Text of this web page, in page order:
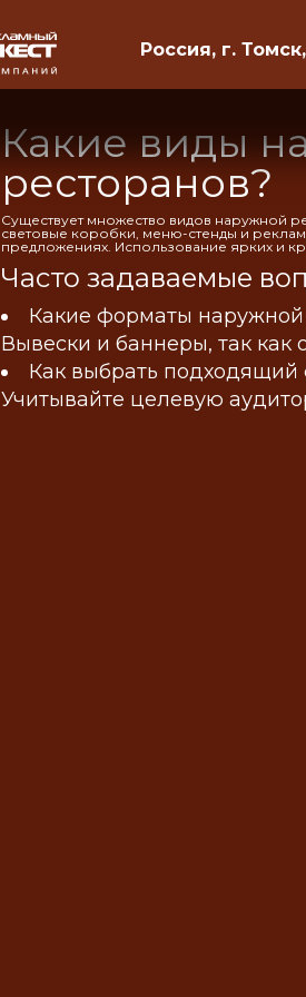
Россия, г.
Какие виды
ресторанов?
Существует множество видов наружной
световые коробки, меню-стенды и
предложениях. Использование ярких и
Часто задаваемые
Какие форматы
Вывески и баннеры, так как
Как выбрать подходящий
Учитывайте целевую